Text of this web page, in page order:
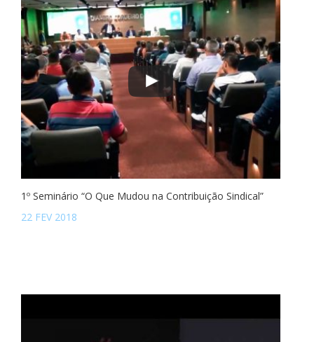
1º Seminário “O Que Mudou na Contribuição Sindical”
22 FEV 2018